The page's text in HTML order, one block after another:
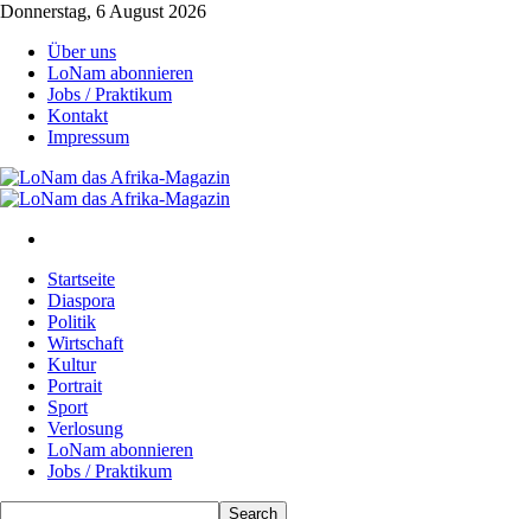
Donnerstag, 6 August 2026
Über uns
LoNam abonnieren
Jobs / Praktikum
Kontakt
Impressum
Startseite
Diaspora
Politik
Wirtschaft
Kultur
Portrait
Sport
Verlosung
LoNam abonnieren
Jobs / Praktikum